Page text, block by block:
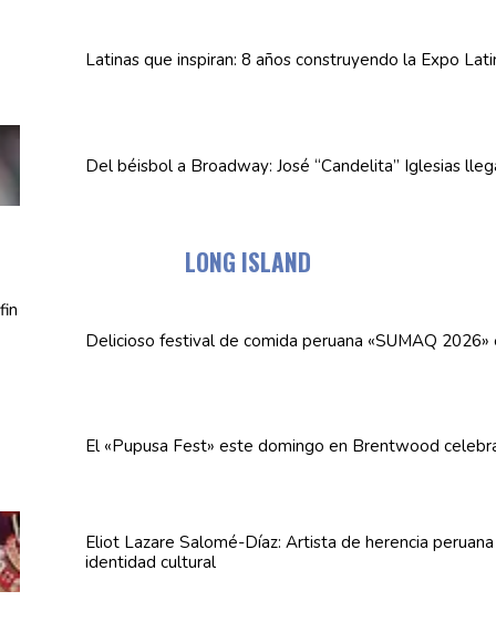
Latinas que inspiran: 8 años construyendo la Expo
Del béisbol a Broadway: José “Candelita” Iglesias
LONG ISLAND
Delicioso festival de comida peruana «SUMAQ
El «Pupusa Fest» este domingo en Brentwood
Eliot Lazare Salomé-Díaz: Artista de herencia
identidad cultural